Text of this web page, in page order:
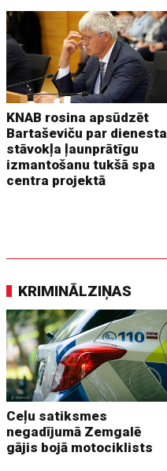
KNAB rosina apsūdzēt
Bartaševiču par dienesta
stāvokļa ļaunprātīgu
izmantošanu tukšā spa
centra projektā
KRIMINĀLZIŅAS
Ceļu satiksmes
negadījumā Zemgalē
gājis bojā motociklists